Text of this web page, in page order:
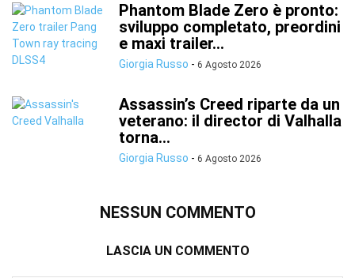
Phantom Blade Zero è pronto:
sviluppo completato, preordini
e maxi trailer...
Giorgia Russo - 6 Agosto 2026
Assassin’s Creed riparte da un
veterano: il director di Valhalla
torna...
Giorgia Russo - 6 Agosto 2026
NESSUN COMMENTO
LASCIA UN COMMENTO